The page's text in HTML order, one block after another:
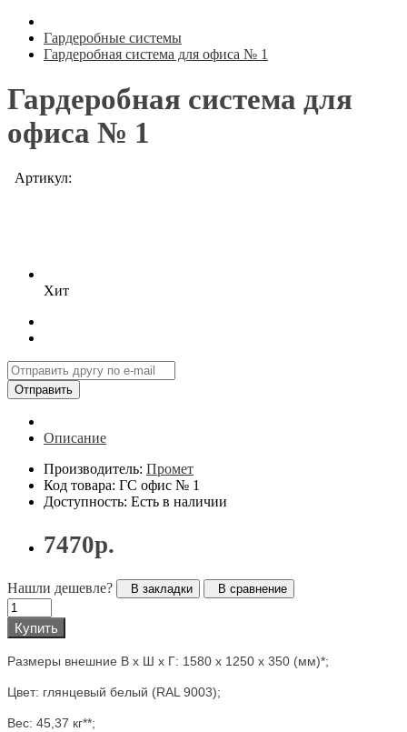
Гардеробные системы
Гардеробная система для офиса № 1
Гардеробная система для
офиса № 1
Артикул:
Хит
Отправить
Описание
Производитель: Промет
Код товара: ГС офис № 1
Доступность: Есть в наличии
7470р.
Нашли дешевле? В закладки В сравнение
Купить
Размеры внешние В х Ш х Г: 1580 x 1250 x 350 (мм)*;
Цвет: глянцевый белый (RAL 9003);
Вес: 45,37 кг**;